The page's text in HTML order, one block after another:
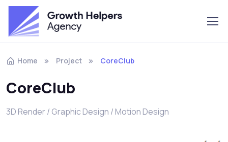
Home Project CoreClub
CoreClub
3D Render / Graphic Design / Motion Design